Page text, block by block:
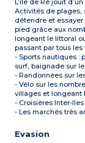
L’île de Ré jouit
Activités de plages,
détendre et essayer
pied grâce aux
longeant le littoral
passant par tous
- Sports nautiques :
surf, baignade sur
- Randonnées sur
- Vélo sur les
villages et longeant
- Croisières Inter-Iles
- Les marchés très
Evasion